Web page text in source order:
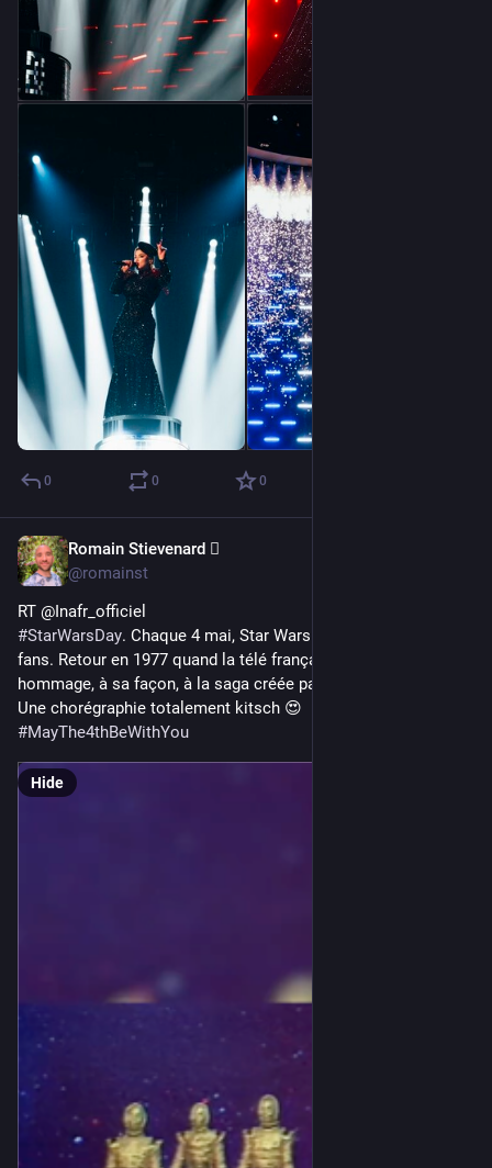
0 0 0
Romain Stievenard 🫆
@romainst
RT @Inafr_officiel
#StarWarsDay. Chaque 4 mai, Star Wars est célébré par ses
fans. Retour en 1977 quand la télé française rendait
hommage, à sa façon, à la saga créée par George Lucas 🛸
Une chorégraphie totalement kitsch 😍
#MayThe4thBeWithYou
Hide